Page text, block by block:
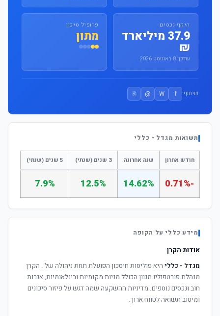
היקף נכסים
37.9 מיליארד
₪
עודכן: 8 באוגוסט 2026
פרופיל סיכון
מתון
שיתוף: f
W
@
⎘
תשואות מגדל - כללי
חודש אחרון שנה אחרונה 3 שנים (שנתי) 5 שנים (שנתי)
-0.71%
14.62%
12.5%
7.9%
מידע כללי על הקופה
אודות הקרן
מגדל - כללי היא פוליסות חיסכון הפועלת תחת ניהולה של . הקרן
מנהלת פורטפוליו מגוון הכולל מניות מקומיות ובינלאומיות, אגרות
חוב ונכסים נוספים. מדיניות ההשקעה שמה דגש על פיזור סיכונים
ומיטוב תשואה לטווח ארוך.